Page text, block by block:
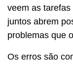
veem as
juntos abrem
problemas que
Os erros são